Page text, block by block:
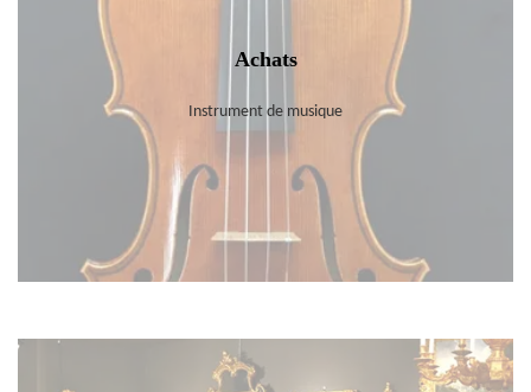
Achats
Instrument de musique